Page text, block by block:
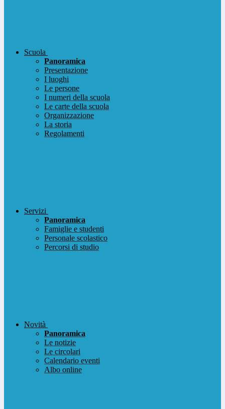
Scuola
Panoramica
Presentazione
I luoghi
Le persone
I numeri della scuola
Le carte della scuola
Organizzazione
La storia
Regolamenti
Servizi
Panoramica
Famiglie e studenti
Personale scolastico
Percorsi di studio
Novità
Panoramica
Le notizie
Le circolari
Calendario eventi
Albo online